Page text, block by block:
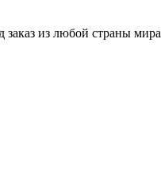
из любой страны мира